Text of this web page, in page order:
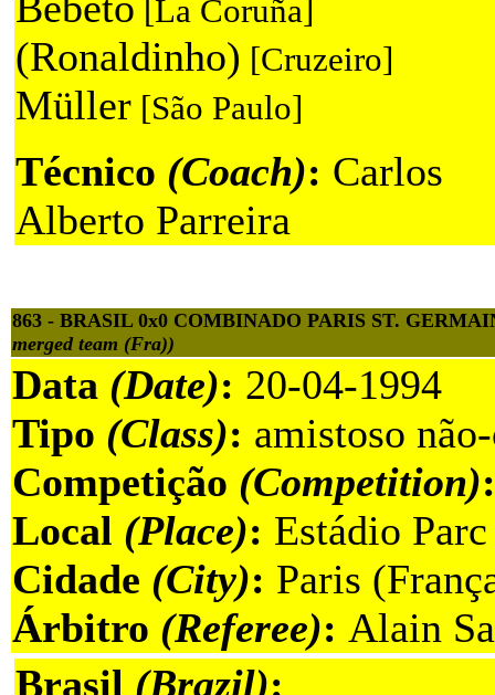
[La Coruña]
(Ronaldinho) [Cruzeiro]
Müller [São Paulo]
Técnico (Coach): Carlos
Alberto Parreira
863 - BRASIL 0x0 COMBINADO PARIS ST.
merged team (Fra))
Data (Date): 20-04-1994
Tipo (Class): amistoso
Competição (Competition)
Local (Place): Estádio
Cidade (City): Paris
Árbitro (Referee): Alain
Brasil (Brazil):